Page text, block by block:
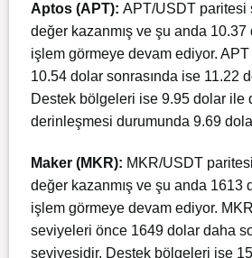
Aptos (APT): APT/USDT paritesi
değer kazanmış ve şu anda
işlem görmeye devam ediyor.
10.54 dolar sonrasında ise 11.22
Destek bölgeleri ise 9.95 dolar ile
derinleşmesi durumunda 9.69
Maker (MKR): MKR/USDT
değer kazanmış ve şu anda 1613
işlem görmeye devam ediyor.
seviyeleri önce 1649 dolar daha
seviyesidir. Destek bölgeleri ise